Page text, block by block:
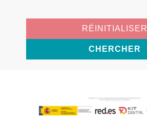
RÉINITIALISER
CHERCHER